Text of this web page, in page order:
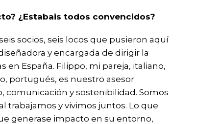
¿Estabais todos convencidos?
socios, seis locos que pusieron aquí
y encargada de dirigir la
en España. Filippo, mi pareja, italiano,
portugués, es nuestro asesor
comunicación y sostenibilidad. Somos
trabajamos y vivimos juntos. Lo que
generase impacto en su entorno,